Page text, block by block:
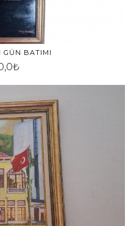
GÜN BATIMI